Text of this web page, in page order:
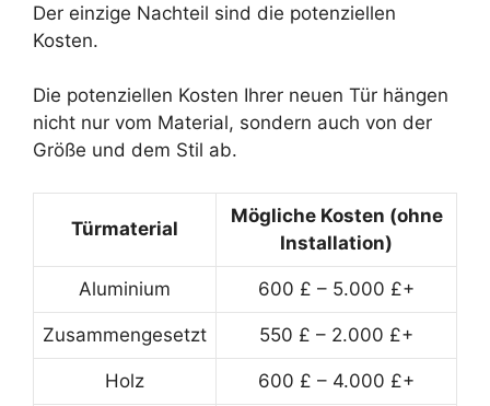
Der einzige Nachteil sind die potenziellen
Kosten.
Die potenziellen Kosten Ihrer neuen Tür hängen
nicht nur vom Material, sondern auch von der
Größe und dem Stil ab.
Türmaterial
Mögliche Kosten (ohne
Installation)
Aluminium 600 £ – 5.000 £+
Zusammengesetzt 550 £ – 2.000 £+
Holz 600 £ – 4.000 £+